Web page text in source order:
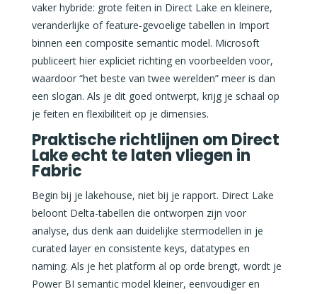
vaker hybride: grote feiten in Direct Lake en kleinere,
veranderlijke of feature-gevoelige tabellen in Import
binnen een composite semantic model. Microsoft
publiceert hier expliciet richting en voorbeelden voor,
waardoor “het beste van twee werelden” meer is dan
een slogan. Als je dit goed ontwerpt, krijg je schaal op
je feiten en flexibiliteit op je dimensies.
Praktische richtlijnen om Direct
Lake echt te laten vliegen in
Fabric
Begin bij je lakehouse, niet bij je rapport. Direct Lake
beloont Delta-tabellen die ontworpen zijn voor
analyse, dus denk aan duidelijke stermodellen in je
curated layer en consistente keys, datatypes en
naming. Als je het platform al op orde brengt, wordt je
Power BI semantic model kleiner, eenvoudiger en